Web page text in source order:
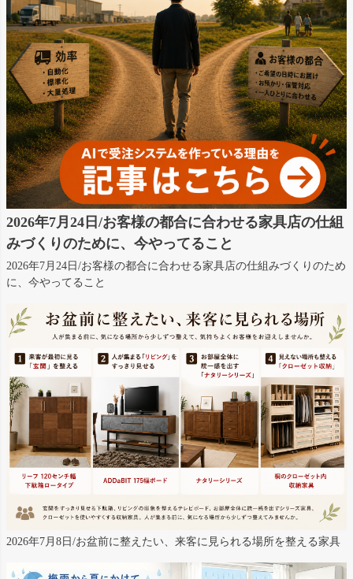
2026年7月24日/お客様の都合に合わせる家具店の仕組
みづくりのために、今やってること
2026年7月24日/お客様の都合に合わせる家具店の仕組みづくりのため
に、今やってること
2026年7月8日/お盆前に整えたい、来客に見られる場所を整える家具